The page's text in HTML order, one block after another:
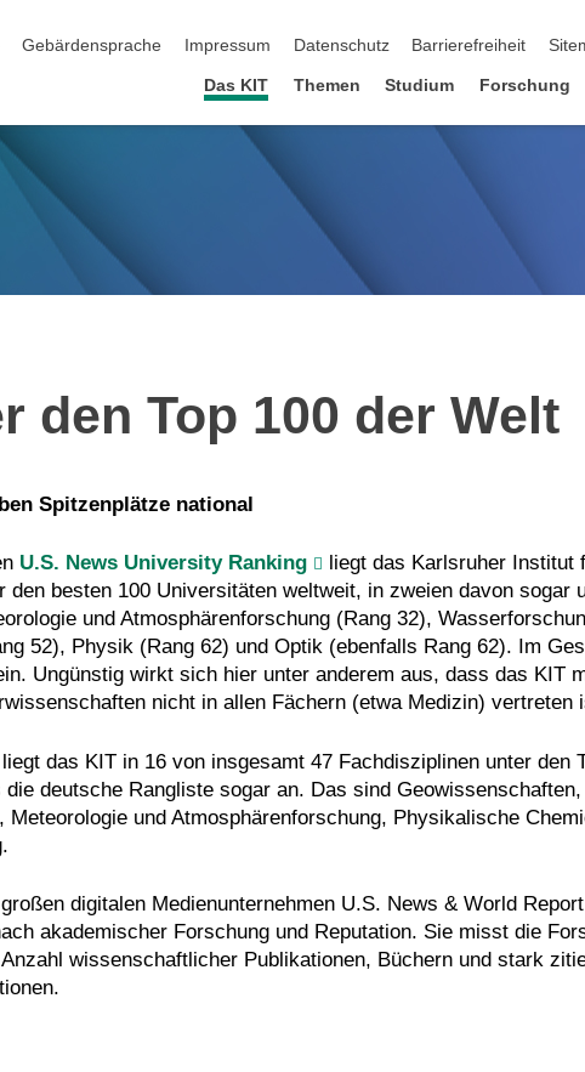
Gebärdensprache Impressum Datenschutz Barrierefreiheit
Das KIT Themen Studium Forschung
den Top 100 der Welt
Spitzenplätze national
U.S. News University Ranking
liegt das Karlsruher Institut
den besten 100 Universitäten weltweit, in zweien davon sogar
und Atmosphärenforschung (Rang 32),
52), Physik (Rang 62) und Optik (ebenfalls Rang 62). Im
Ungünstig wirkt sich hier unter anderem aus, dass das KIT
nicht in allen Fächern (etwa Medizin) vertreten
das KIT in 16 von insgesamt 47 Fachdisziplinen unter den
deutsche Rangliste sogar an. Das sind
Meteorologie und Atmosphärenforschung, Physikalische
digitalen Medienunternehmen U.S. News & World
akademischer Forschung und Reputation. Sie misst die
wissenschaftlicher Publikationen, Büchern und stark